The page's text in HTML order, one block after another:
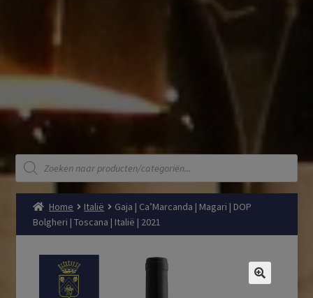
Producten
zoeken
Home Italië
Gaja | Ca’Marcanda | Magari | DOP
Bolgheri | Toscana | Italië | 2021